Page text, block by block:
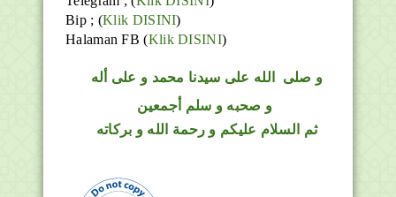
Bip ; (Klik DISINI)
Halaman FB(Klik DISINI)
و صلى الله على سيدنا محمد و على أله
و صحبه و سلم أجمعين
ثم السلام عليكم و رحمة الله و بركاته